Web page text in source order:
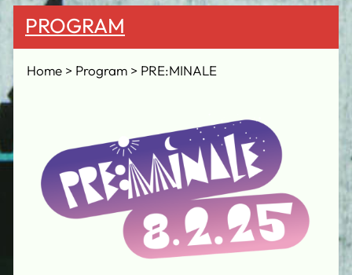
PROGRAM
Home Program PRE:MINALE